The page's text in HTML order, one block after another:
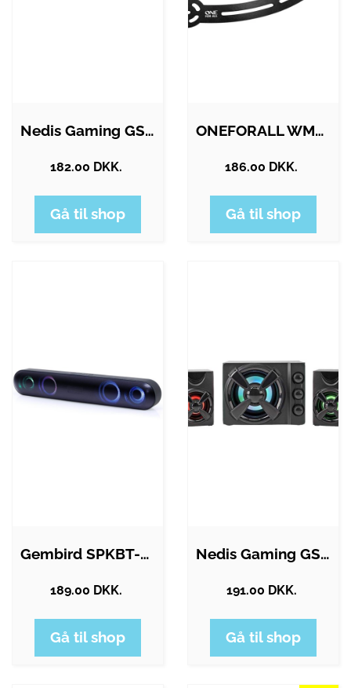
Nedis Gaming GSPR21022BK - speaker…
182.00 DKK.
Gå til shop
ONEFORALL WM5211
186.00 DKK.
Gå til shop
Gembird SPKBT-BAR400L - sound bar -…
189.00 DKK.
Gå til shop
Nedis Gaming GSPR31021BK - speaker…
191.00 DKK.
Gå til shop